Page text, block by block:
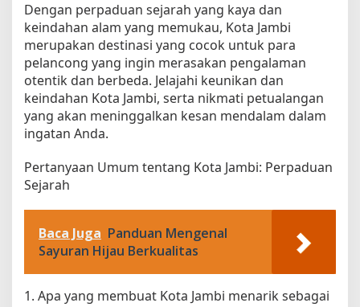
Dengan perpaduan sejarah yang kaya dan
keindahan alam yang memukau, Kota Jambi
merupakan destinasi yang cocok untuk para
pelancong yang ingin merasakan pengalaman
otentik dan berbeda. Jelajahi keunikan dan
keindahan Kota Jambi, serta nikmati petualangan
yang akan meninggalkan kesan mendalam dalam
ingatan Anda.
Pertanyaan Umum tentang Kota Jambi: Perpaduan
Sejarah
Baca Juga Panduan Mengenal
Sayuran Hijau Berkualitas
1. Apa yang membuat Kota Jambi menarik sebagai